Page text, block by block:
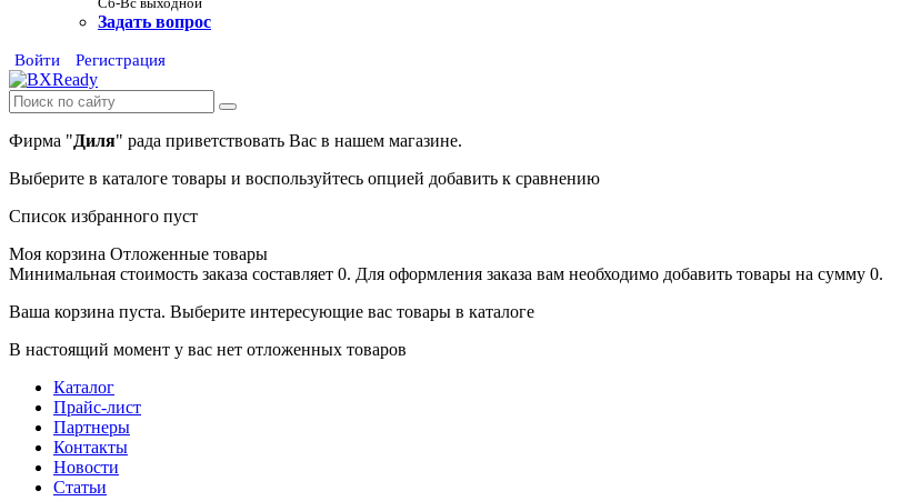
Задать вопрос
Войти Регистрация
Фирма "Диля" рада приветствовать Вас в нашем магазине.
Выберите в каталоге товары и воспользуйтесь опцией добавить к сравнению
Список избранного пуст
Моя корзина Отложенные товары
Минимальная стоимость заказа составляет 0. Для оформления заказа вам необходимо добавить товары на сумму 0.
Ваша корзина пуста. Выберите интересующие вас товары в каталоге
В настоящий момент у вас нет отложенных товаров
Каталог
Прайс-лист
Партнеры
Контакты
Новости
Статьи